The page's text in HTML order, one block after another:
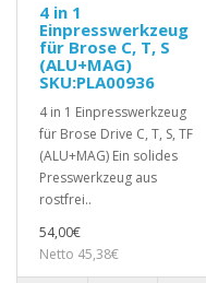
4 in 1
Einpresswerkzeug
für Brose C, T, S
(ALU+MAG)
SKU:PLA00936
4 in 1 Einpresswerkzeug
für Brose Drive C, T, S, TF
(ALU+MAG) Ein solides
Presswerkzeug aus
rostfrei..
54,00€
Netto 45,38€